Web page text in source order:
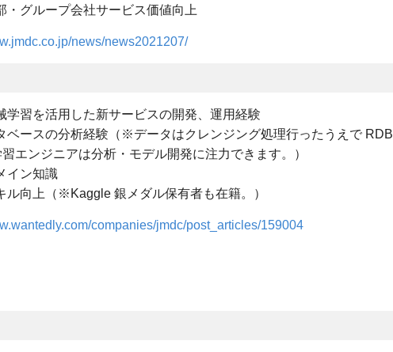
・グループ会社サービス価値向上
news/news2021207/
学習を活用した新サービスの開発、運用経験
ベースの分析経験（※データはクレンジング処理行ったうえで RDB
エンジニアは分析・モデル開発に注力できます。）
イン知識
ル向上（※Kaggle 銀メダル保有者も在籍。）
companies/jmdc/post_articles/159004